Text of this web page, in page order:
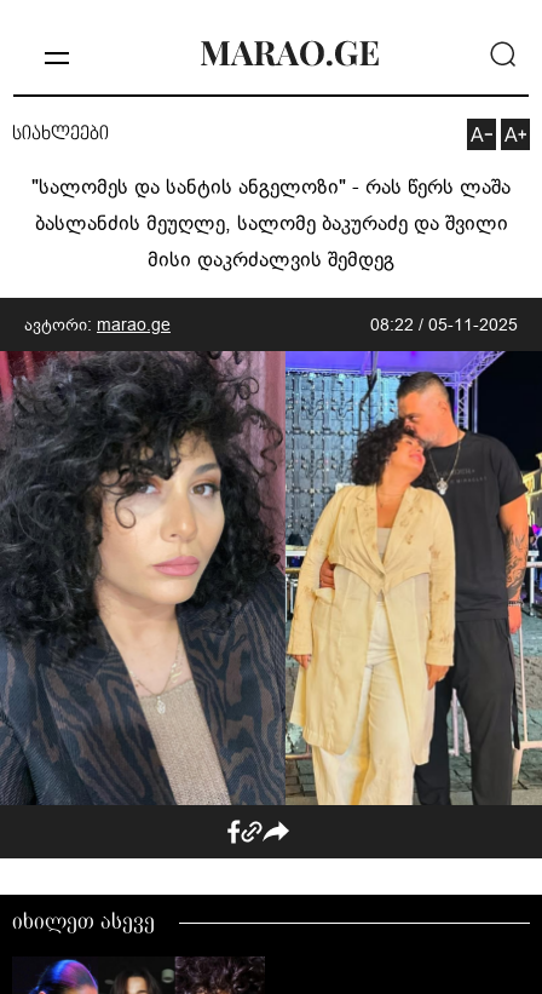
სიახლეები
"სალომეს და სანტის ანგელოზი" - რას წერს ლაშა
ბასლანძის მეუღლე, სალომე ბაკურაძე და შვილი
მისი დაკრძალვის შემდეგ
ავტორი: marao.ge 08:22 / 05-11-2025
იხილეთ ასევე